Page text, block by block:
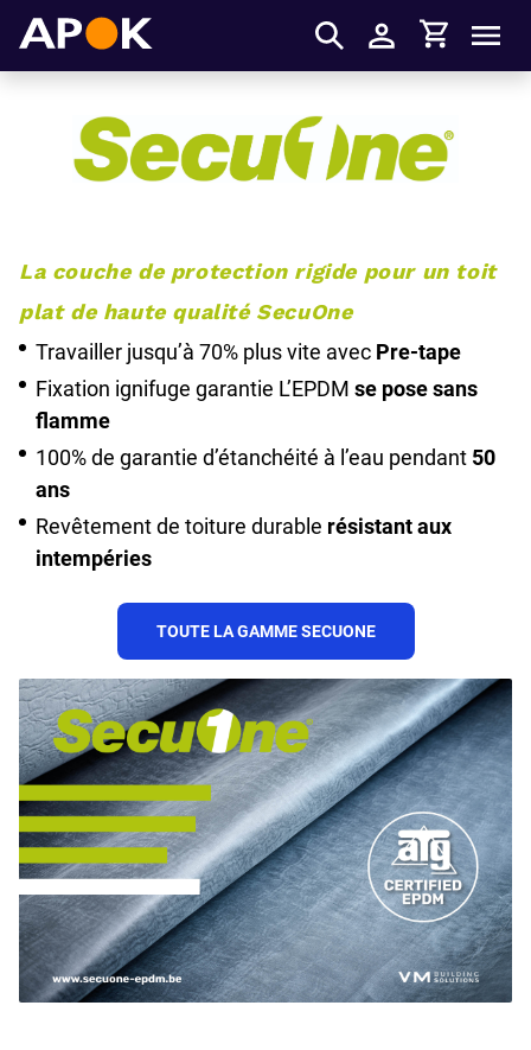
S'identifier
Panier
La couche de protection rigide pour un toit
plat de haute qualité SecuOne
Travailler jusqu’à 70% plus vite avec Pre-tape
Fixation ignifuge garantie L’EPDM se pose sans
flamme
100% de garantie d’étanchéité à l’eau pendant 50
ans
Revêtement de toiture durable résistant aux
intempéries
TOUTE LA GAMME SECUONE